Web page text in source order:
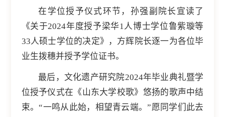
在学位授予仪式环节，孙强副院长宣读了
《关于2024年度授予梁华1人博士学位鲁紫璇等
33人硕士学位的决定》，方辉院长逐一为各位毕
业生拨穗并授予学位证书。
最后，文化遗产研究院2024年毕业典礼暨学
位授予仪式在《山东大学校歌》悠扬的歌声中结
束。“一鸣从此始，相望青云端。”愿同学们此去